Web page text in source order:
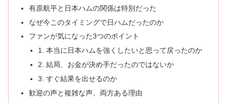
有原航平と日本ハムの関係は特別だった
なぜ今このタイミングで日ハムだったのか
ファンが気になった3つのポイント
1. 本当に日本ハムを強くしたいと思って戻ったのか
2. 結局、お金が決め手だったのではないか
3. すぐ結果を出せるのか
歓迎の声と複雑な声、両方ある理由